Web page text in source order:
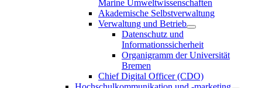
Marine Umweltwissenschaften
Akademische Selbstverwaltung
Verwaltung und Betrieb
Datenschutz und
Informationssicherheit
Organigramm der Universität
Bremen
Chief Digital Officer (CDO)